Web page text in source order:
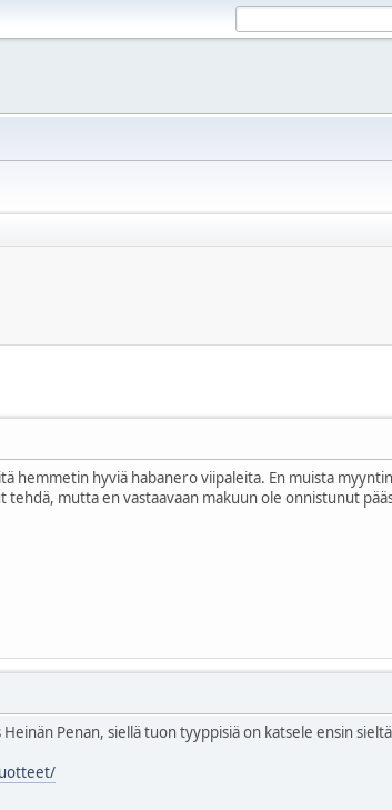
hemmetin hyviä habanero viipaleita. En muista
mutta en vastaavaan makuun ole onnistunut
Penan, siellä tuon tyyppisiä on katsele ensin